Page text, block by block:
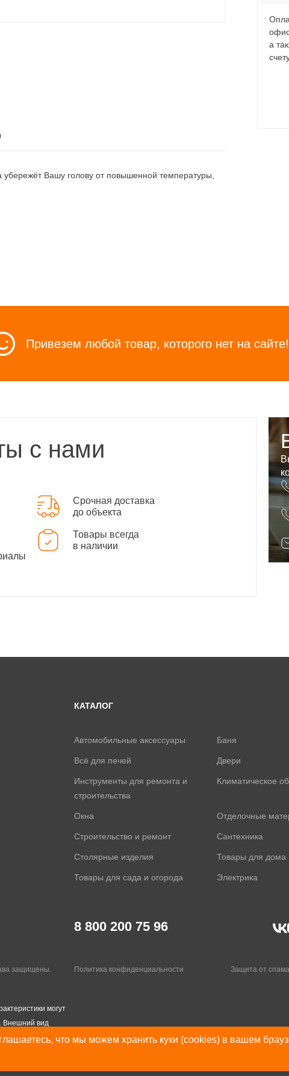
что мы можем хранить куки (cookies) в вашем
а
Вашу голову от повышенной температуры,
Привезем любой товар, которого нет на сайте!
с нами
Срочная доставка
до объекта
Товары всегда
в наличии
КАТАЛОГ
Автомобильные аксессуары Баня
Всё для печей Двери
Инструменты для ремонта и
строительства
Климатическое
Окна Отделочные
Строительство и ремонт Сантехника
Столярные изделия Товары для дома
Товары для сада и огорода Электрика
8 800 200 75 96
защищены. Политика конфиденциальности Защита от
могут
Внешний вид